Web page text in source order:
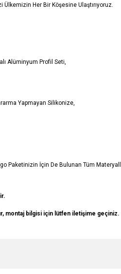
Her Bir Köşesine Ulaştırıyoruz.
Alüminyum Profil Seti,
Yapmayan Silikonize,
Paketinizin İçin De Bulunan Tüm
montaj bilgisi için lütfen iletişime geçiniz.